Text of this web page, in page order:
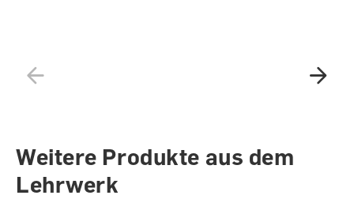
Weitere Produkte aus dem
Lehrwerk